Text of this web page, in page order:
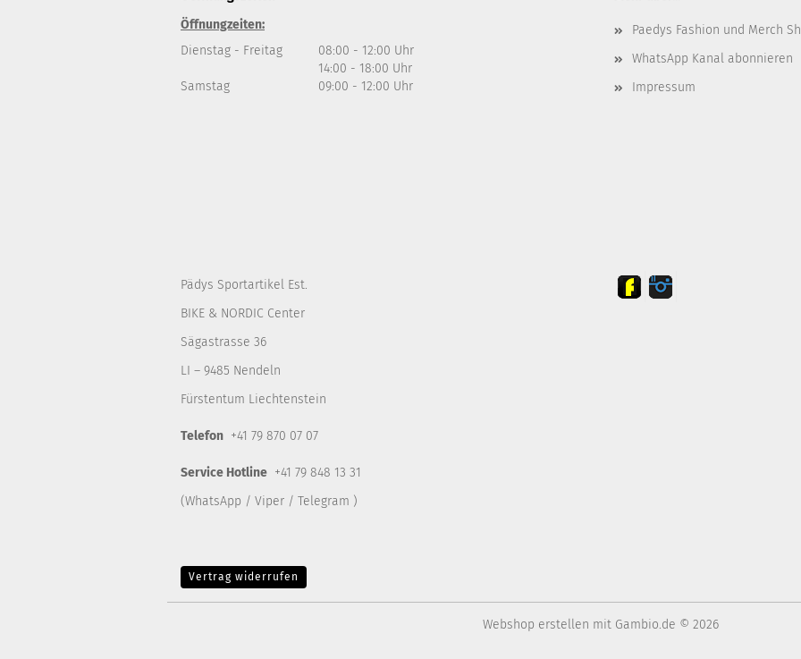
Öffnungzeiten:
Dienstag - Freitag
08:00 - 12:00 Uhr
14:00 - 18:00 Uhr
Samstag
09:00 - 12:00 Uhr
Paedys Fashion und Merch
WhatsApp Kanal abonnieren
Impressum
Pädys Sportartikel Est.
BIKE & NORDIC Center
Sägastrasse 36
LI – 9485 Nendeln
Fürstentum Liechtenstein
Telefon +41 79 870 07 07
Service Hotline +41 79 848 13 31
(WhatsApp / Viper / Telegram )
Vertrag widerrufen
Webshop erstellen mit Gambio.de © 2026